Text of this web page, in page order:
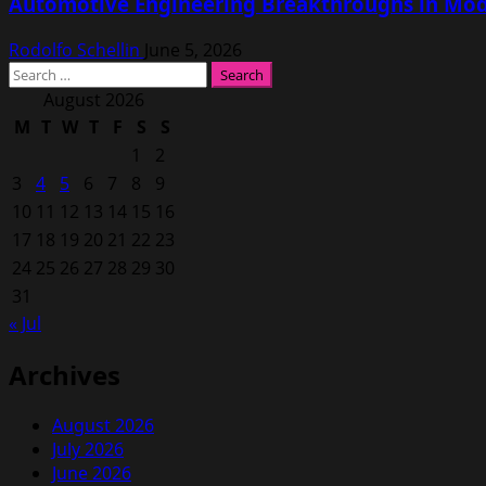
Rodolfo Schellin June 5, 2026
Search
for: August 2026
M T W T F S
S
1
2
3
4 5 6 7 8
9
10 11 12 13 14 15 16
17 18 19 20 21 22 23
24 25 26 27 28 29 30
31
« Jul
Archives
August 2026
July 2026
June 2026